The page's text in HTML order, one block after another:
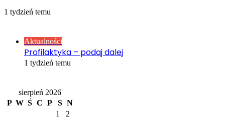
1 tydzień temu
Aktualności
Profilaktyka – podaj dalej
1 tydzień temu
sierpień 2026
P W Ś C P S N
1
2